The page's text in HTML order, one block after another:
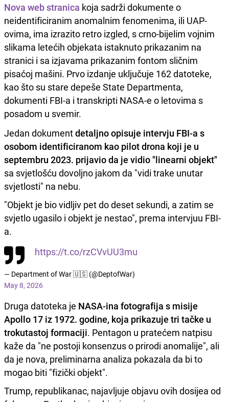
Nova web stranica koja sadrži dokumente o
neidentificiranim anomalnim fenomenima, ili UAP-
ovima, ima izrazito retro izgled, s crno-bijelim vojnim
slikama letećih objekata istaknuto prikazanim na
stranici i sa izjavama prikazanim fontom sličnim
pisaćoj mašini. Prvo izdanje uključuje 162 datoteke,
kao što su stare depeše State Departmenta,
dokumenti FBI-a i transkripti NASA-e o letovima s
posadom u svemir.
Jedan dokumentdetaljno opisuje intervju FBI-a s
osobom identificiranom kao pilot drona koji je u
septembru 2023. prijavio da je vidio "linearni objekt"
sa svjetlošću dovoljno jakom da "vidi trake unutar
svjetlosti" na nebu.
"Objekt je bio vidljiv pet do deset sekundi, a zatim se
svjetlo ugasilo i objekt je nestao", prema intervjuu FBI-
a.
https://t.co/rzCVvUU3mu
— Department of War 🇺🇸 (@DeptofWar)
May 8, 2026
Druga datoteka je NASA-ina fotografija s misije
Apollo 17 iz 1972. godine, koja prikazuje tri tačke u
trokutastoj formaciji. Pentagon u pratećem natpisu
kaže da "ne postoji konsenzus o prirodi anomalije", ali
da je nova, preliminarna analiza pokazala da bi to
mogao biti "fizički objekt".
Trump, republikanac, najavljuje objavu ovih dosijea od